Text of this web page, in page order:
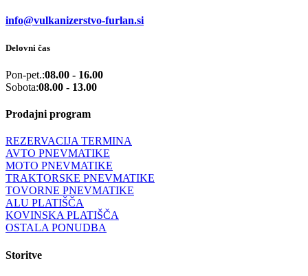
info@vulkanizerstvo-furlan.si
Delovni čas
Pon-pet.:08.00 - 16.00
Sobota:08.00 - 13.00
Prodajni program
REZERVACIJA TERMINA
AVTO PNEVMATIKE
MOTO PNEVMATIKE
TRAKTORSKE PNEVMATIKE
TOVORNE PNEVMATIKE
ALU PLATIŠČA
KOVINSKA PLATIŠČA
OSTALA PONUDBA
Storitve